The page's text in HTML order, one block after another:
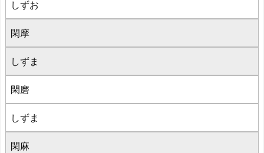
しずお
閑摩
しずま
閑磨
しずま
閑麻